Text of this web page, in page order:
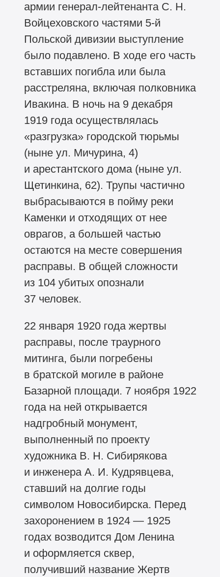
армии генерал-лейтенанта С. Н.
Войцеховского частями 5-й
Польской дивизии выступление
было подавлено. В ходе его часть
вставших погибла или была
расстреляна, включая полковника
Ивакина. В ночь на 9 декабря
1919 года осуществлялась
«разгрузка» городской тюрьмы
(ныне ул. Мичурина, 4)
и арестантского дома (ныне ул.
Щетинкина, 62). Трупы частично
выбрасываются в пойму реки
Каменки и отходящих от нее
оврагов, а большей частью
остаются на месте совершения
расправы. В общей сложности
из 104 убитых опознали
37 человек.
22 января 1920 года жертвы
расправы, после траурного
митинга, были погребены
в братской могиле в районе
Базарной площади. 7 ноября 1922
года на ней открывается
надгробный монумент,
выполненный по проекту
художника В. Н. Сибирякова
и инженера А. И. Кудрявцева,
ставший на долгие годы
символом Новосибирска. Перед
захоронением в 1924 — 1925
годах возводится Дом Ленина
и оформляется сквер,
получивший название Жертв